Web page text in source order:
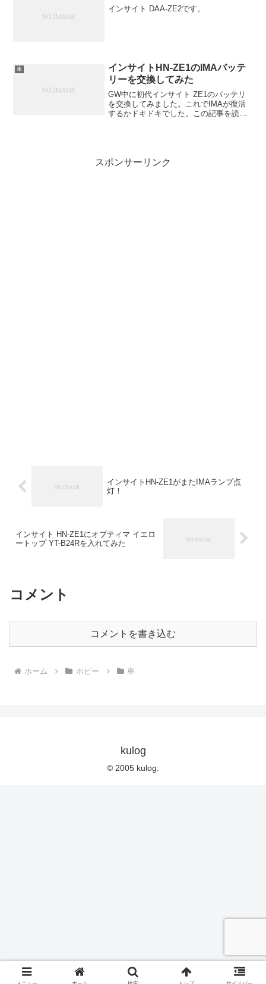
インサイト DAA-ZE2です。
車
インサイトHN-ZE1のIMAバッテ
リーを交換してみた
GW中に初代インサイト ZE1のバッテリ
を交換してみました。これでIMAが復活
するかドキドキでした。この記事を読ん
スポンサーリンク
インサイトHN-ZE1がまたIMAランプ点
灯！
インサイト HN-ZE1にオプティマ イエロ
ートップ YT-B24Rを入れてみた
コメント
コメントを書き込む
ホーム ホビー 車
kulog
© 2005 kulog.